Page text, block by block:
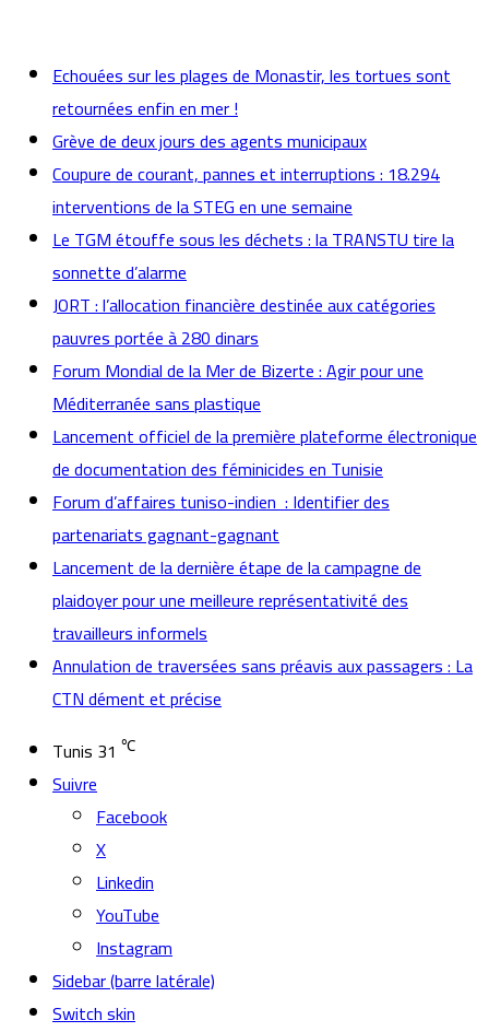
Echouées sur les plages de Monastir, les tortues sont
retournées enfin en mer !
Grève de deux jours des agents municipaux
Coupure de courant, pannes et interruptions : 18.294
interventions de la STEG en une semaine
Le TGM étouffe sous les déchets : la TRANSTU tire la
sonnette d’alarme
JORT : l’allocation financière destinée aux catégories
pauvres portée à 280 dinars
Forum Mondial de la Mer de Bizerte : Agir pour une
Méditerranée sans plastique
Lancement officiel de la première plateforme électronique
de documentation des féminicides en Tunisie
Forum d’affaires tuniso-indien : Identifier des
partenariats gagnant-gagnant
Lancement de la dernière étape de la campagne de
plaidoyer pour une meilleure représentativité des
travailleurs informels
Annulation de traversées sans préavis aux passagers : La
CTN dément et précise
Tunis 31 ℃
Suivre
Facebook
X
Linkedin
YouTube
Instagram
Sidebar (barre latérale)
Switch skin